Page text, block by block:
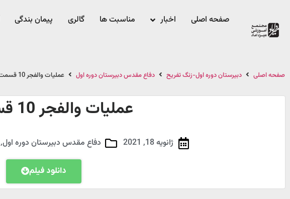
صفحه اصلی اخبار مناسبت ها گالری پیمان بندگی
صفحه اصلی دبیرستان دوره اول-زنگ تفریح دفاع مقدس دبیرستان دوره اول عملیات والفجر 10 قسمت 2
عملیات والفجر 10 قسمت 2
ژانویه 18, 2021 دفاع مقدس دبیرستان دوره اول,
دانلود فیلم